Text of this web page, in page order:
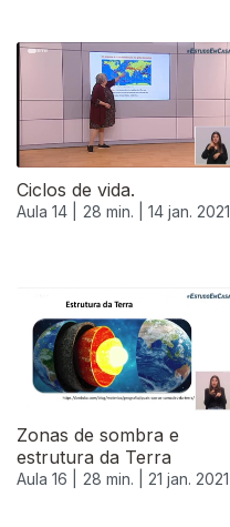
Ciclos de vida.
Aula 14 | 28 min. | 14 jan. 2021
Zonas de sombra e
estrutura da Terra
Aula 16 | 28 min. | 21 jan. 2021